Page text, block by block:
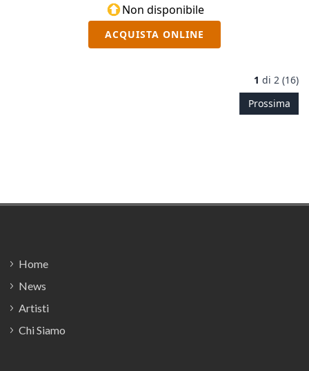
Non disponibile
ACQUISTA ONLINE
1 di 2 (16)
Prossima
Home
News
Artisti
Chi Siamo